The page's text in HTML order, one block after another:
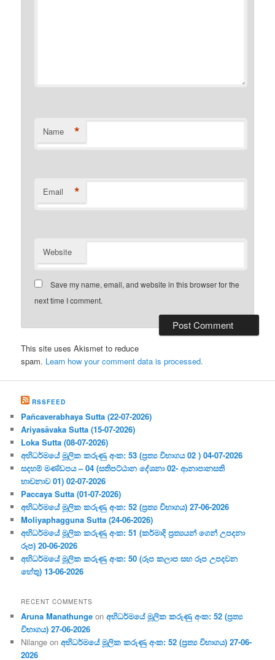
Name *
Email *
Website
Save my name, email, and website in this browser for the
next time I comment.
This site uses Akismet to reduce
spam. Learn how your comment data is processed.
RSSFEED
Pañcaverabhaya Sutta (22-07-2026)
Ariyasāvaka Sutta (15-07-2026)
Loka Sutta (08-07-2026)
අභිධර්මයේ මූලික කරුණු අංක: 53 (ප්‍ර‍ත්‍ය විභාගය 02 ) 04-07-2026
සදහම් මණ්ඩපය – 04 (සතිපට්ඨාන දේශනා 02- ආනාපානසති
භාවනාව 01) 02-07-2026
Paccaya Sutta (01-07-2026)
අභිධර්මයේ මූලික කරුණු අංක: 52 (ප්‍ර‍ත්‍ය විභාගය) 27-06-2026
Moliyaphagguna Sutta (24-06-2026)
අභිධර්මයේ මූලික කරුණු අංක: 51 (කර්මාදි ප්‍ර‍ත්‍යයන් ගෙන් උපදනා
රූප) 20-06-2026
අභිධර්මයේ මූලික කරුණු අංක: 50 (රූප කලාප සහ රූප උපදවන
හේතු) 13-06-2026
RECENT COMMENTS
Aruna Manathunge onඅභිධර්මයේ මූලික කරුණු අංක: 52 (ප්‍ර‍ත්‍ය
විභාගය) 27-06-2026
Nilange onඅභිධර්මයේ මූලික කරුණු අංක: 52 (ප්‍ර‍ත්‍ය විභාගය) 27-06-
2026